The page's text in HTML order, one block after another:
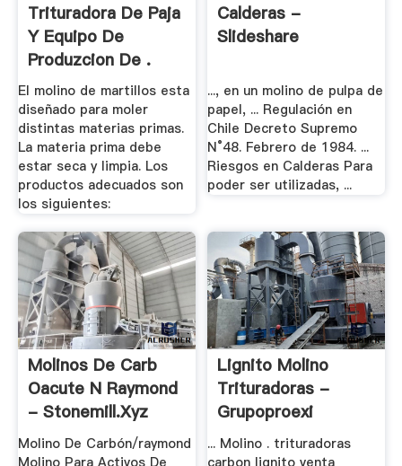
Trituradora De Paja
Y Equipo De
Produzcion De .
El molino de martillos esta
diseñado para moler
distintas materias primas.
La materia prima debe
estar seca y limpia. Los
productos adecuados son
los siguientes:
Calderas -
Slideshare
..., en un molino de pulpa de
papel, ... Regulación en
Chile Decreto Supremo
N°48. Febrero de 1984. ...
Riesgos en Calderas Para
poder ser utilizadas, ...
Molinos De Carb
Oacute N Raymond
- Stonemill.xyz
Molino De Carbón/raymond
Molino Para Activos De
Lignito Molino
Trituradoras -
Grupoproexi
... Molino . trituradoras
carbon lignito venta